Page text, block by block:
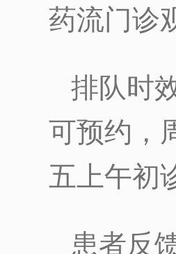
药流门诊
排队时
可预约，
五上午初
患者反